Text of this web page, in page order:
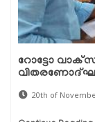
റോട്ടോ
20th of